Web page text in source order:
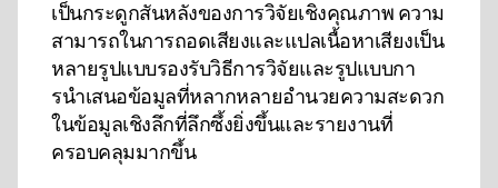
เป็นกระดูกสันหลังของการวิจัยเชิงคุณภาพ ความ
สามารถในการถอดเสียงและแปลเนื้อหาเสียงเป็น
หลายรูปแบบรองรับวิธีการวิจัยและรูปแบบกา
รนําเสนอข้อมูลที่หลากหลายอํานวยความสะดวก
ในข้อมูลเชิงลึกที่ลึกซึ้งยิ่งขึ้นและรายงานที่
ครอบคลุมมากขึ้น